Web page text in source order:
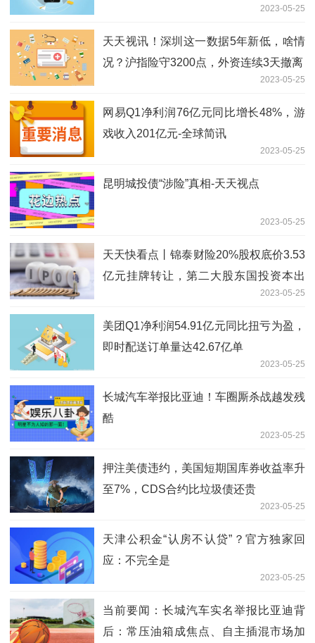
2023-05-25
天天视讯！深圳这一数据5年新低，啥情
况？沪指险守3200点，外资连续3天撤离
2023-05-25
网易Q1净利润76亿元同比增长48%，游
戏收入201亿元-全球简讯
2023-05-25
昆明城投债“涉险”真相-天天视点
2023-05-25
天天快看点丨锦泰财险20%股权底价3.53
亿元挂牌转让，第二大股东国投资本出
2023-05-25
美团Q1净利润54.91亿元同比扭亏为盈，
即时配送订单量达42.67亿单
2023-05-25
长城汽车举报比亚迪！车圈厮杀战越发残
酷
2023-05-25
押注美债违约，美国短期国库券收益率升
至7%，CDS合约比垃圾债还贵
2023-05-25
天津公积金“认房不认贷”？官方独家回
应：不完全是
2023-05-25
当前要闻：长城汽车实名举报比亚迪背
后：常压油箱成焦点、自主插混市场加